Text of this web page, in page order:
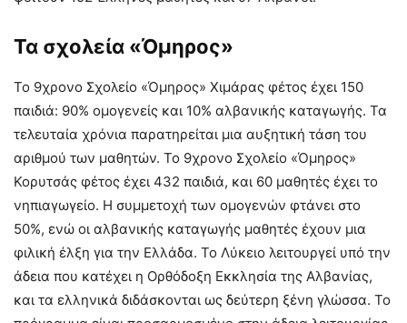
Τα σχολεία «Όμηρος»
Το 9χρονο Σχολείο «Όμηρος» Χιμάρας φέτος έχει 150
παιδιά: 90% ομογενείς και 10% αλβανικής καταγωγής. Τα
τελευταία χρόνια παρατηρείται μια αυξητική τάση του
αριθμού των μαθητών. Το 9χρονο Σχολείο «Όμηρος»
Κορυτσάς φέτος έχει 432 παιδιά, και 60 μαθητές έχει το
νηπιαγωγείο. Η συμμετοχή των ομογενών φτάνει στο
50%, ενώ οι αλβανικής καταγωγής μαθητές έχουν μια
φιλική έλξη για την Ελλάδα. Το Λύκειο λειτουργεί υπό την
άδεια που κατέχει η Ορθόδοξη Εκκλησία της Αλβανίας,
και τα ελληνικά διδάσκονται ως δεύτερη ξένη γλώσσα. Το